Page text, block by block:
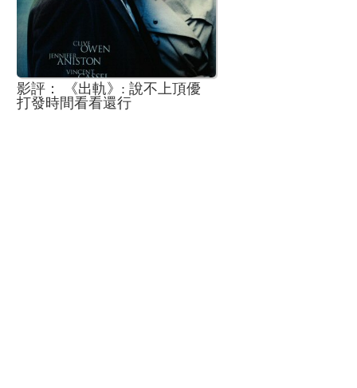
影評： 《出軌》: 說不上頂優
打發時間看看還行